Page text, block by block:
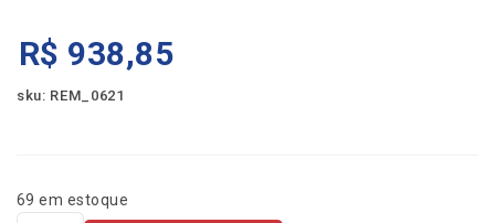
R$ 938,85
sku: REM_0621
69 em estoque